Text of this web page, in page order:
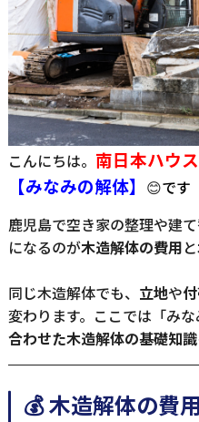
こんにちは。 南日本ハウ
【みなみの解体】 😊です
鹿児島で空き家の整理や建
になるのが木造解体の費用と
同じ木造解体でも、 立地や
変わります。ここでは「みな
合わせた木造解体の基礎知識
💰 木造解体の費